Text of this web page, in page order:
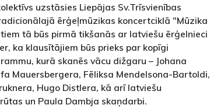
uzstāsies Liepājas Sv.Trīsvienības
ērģeļmūzikas koncertciklā "Mūzika
tā būs pirmā tikšanās ar latviešu ērģelnieci
ka klausītājiem būs prieks par kopīgi
kurā skanēs vācu dižgaru – Johana
Mauersbergera, Fēliksa Mendelsona-Bartoldi,
Hugo Distlera, kā arī latviešu
un Paula Dambja skaņdarbi.